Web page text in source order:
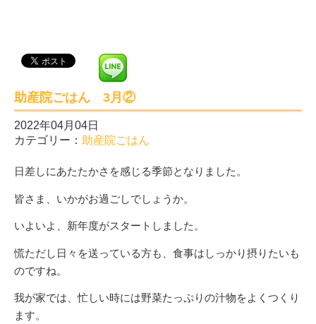
助産院ごはん 3月②
2022年04月04日
カテゴリー： 助産院ごはん
日差しにあたたかさを感じる季節となりました。
皆さま、いかがお過ごしでしょうか。
いよいよ、新年度がスタートしました。
慌ただし日々を送っている方も、食事はしっかり摂りたいも
のですね。
我が家では、忙しい時には野菜たっぷりの汁物をよくつくり
ます。